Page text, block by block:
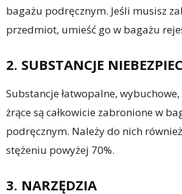
bagażu podręcznym. Jeśli musisz
przedmiot, umieść go w bagażu
2. SUBSTANCJE
Substancje łatwopalne,
żrące są całkowicie zabronione w
podręcznym. Należy do nich
stężeniu powyżej 70%.
3. NARZĘDZIA